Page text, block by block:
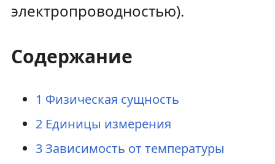
электропроводностью).
Содержание
1 Физическая сущность
2 Единицы измерения
3Зависимость от температуры